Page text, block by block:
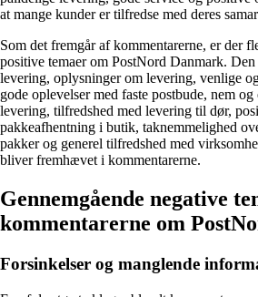
at mange kunder er tilfredse med deres
Som det fremgår af kommentarerne, er der
positive temaer om PostNord Danmark.
levering, oplysninger om levering, venlige
gode oplevelser med faste postbude, nem
levering, tilfredshed med levering til dør,
pakkeafhentning i butik, taknemmelighed
pakker og generel tilfredshed med
bliver fremhævet i kommentarerne.
Gennemgående negative
kommentarerne om
Forsinkelser og manglende